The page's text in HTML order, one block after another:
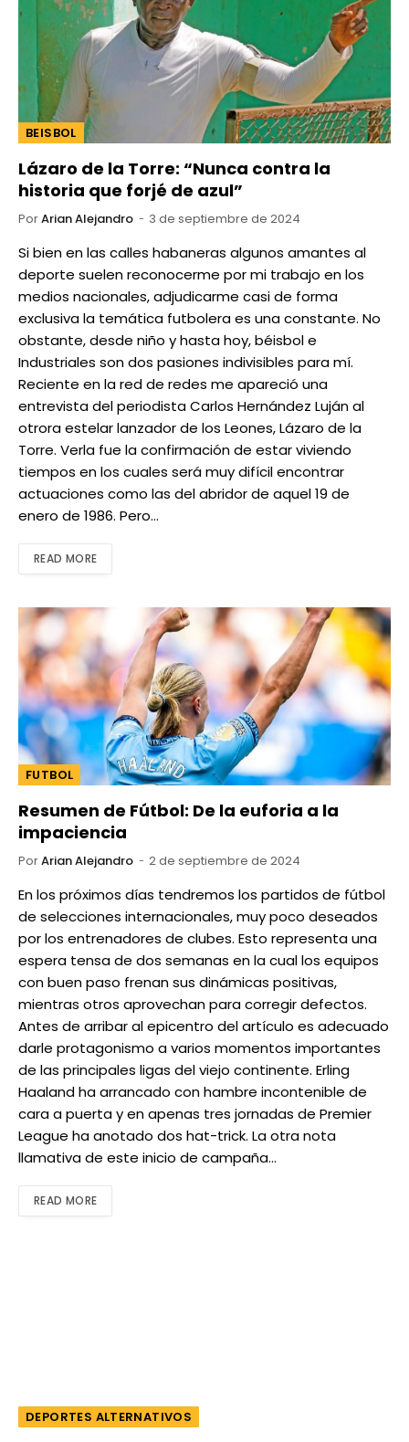
BEISBOL
Lázaro de la Torre: “Nunca contra la
historia que forjé de azul”
PorArian Alejandro 3 de septiembre de 2024
Si bien en las calles habaneras algunos amantes al
deporte suelen reconocerme por mi trabajo en los
medios nacionales, adjudicarme casi de forma
exclusiva la temática futbolera es una constante. No
obstante, desde niño y hasta hoy, béisbol e
Industriales son dos pasiones indivisibles para mí.
Reciente en la red de redes me apareció una
entrevista del periodista Carlos Hernández Luján al
otrora estelar lanzador de los Leones, Lázaro de la
Torre. Verla fue la confirmación de estar viviendo
tiempos en los cuales será muy difícil encontrar
actuaciones como las del abridor de aquel 19 de
enero de 1986. Pero…
READ MORE
FUTBOL
Resumen de Fútbol: De la euforia a la
impaciencia
PorArian Alejandro 2 de septiembre de 2024
En los próximos días tendremos los partidos de fútbol
de selecciones internacionales, muy poco deseados
por los entrenadores de clubes. Esto representa una
espera tensa de dos semanas en la cual los equipos
con buen paso frenan sus dinámicas positivas,
mientras otros aprovechan para corregir defectos.
Antes de arribar al epicentro del artículo es adecuado
darle protagonismo a varios momentos importantes
de las principales ligas del viejo continente. Erling
Haaland ha arrancado con hambre incontenible de
cara a puerta y en apenas tres jornadas de Premier
League ha anotado dos hat-trick. La otra nota
llamativa de este inicio de campaña…
READ MORE
DEPORTES ALTERNATIVOS